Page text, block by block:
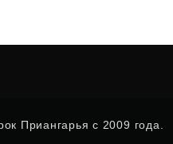
Приангарья с 2009 года.